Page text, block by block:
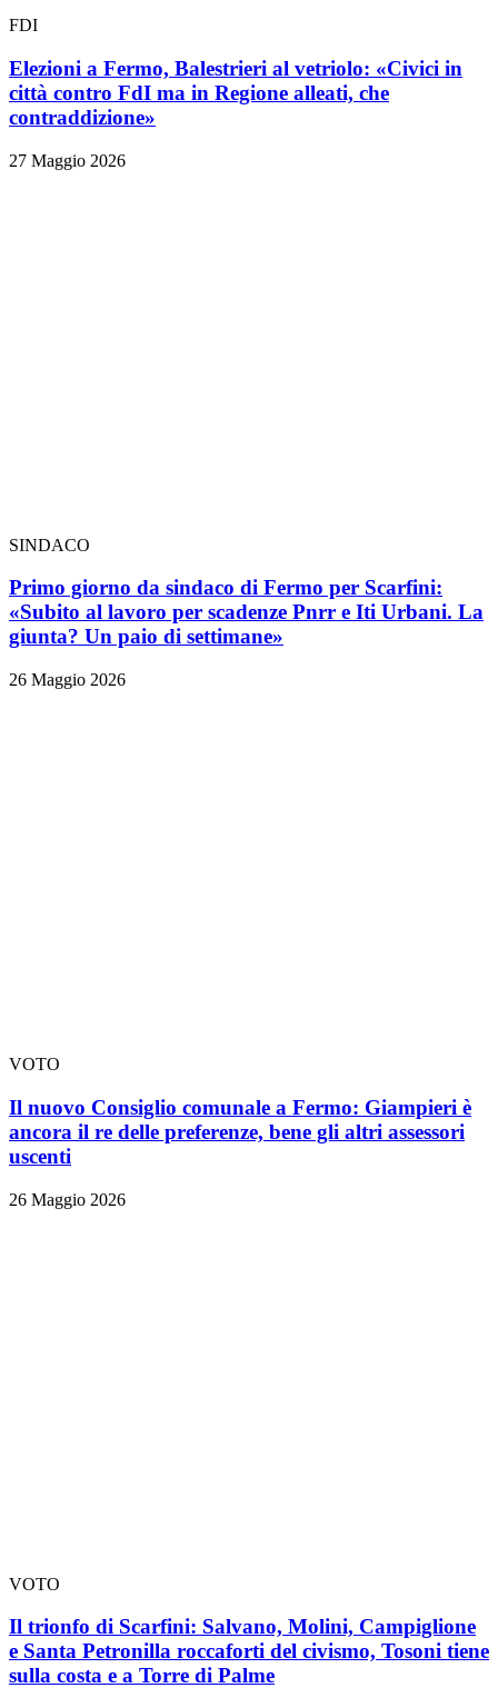
FDI
Elezioni a Fermo, Balestrieri al vetriolo: «Civici in
città contro FdI ma in Regione alleati, che
contraddizione»
27 Maggio 2026
SINDACO
Primo giorno da sindaco di Fermo per Scarfini:
«Subito al lavoro per scadenze Pnrr e Iti Urbani. La
giunta? Un paio di settimane»
26 Maggio 2026
VOTO
Il nuovo Consiglio comunale a Fermo: Giampieri è
ancora il re delle preferenze, bene gli altri assessori
uscenti
26 Maggio 2026
VOTO
Il trionfo di Scarfini: Salvano, Molini, Campiglione
e Santa Petronilla roccaforti del civismo, Tosoni tiene
sulla costa e a Torre di Palme